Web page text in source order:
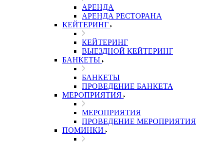
АРЕНДА
АРЕНДА РЕСТОРАНА
КЕЙТЕРИНГ
КЕЙТЕРИНГ
ВЫЕЗДНОЙ КЕЙТЕРИНГ
БАНКЕТЫ
БАНКЕТЫ
ПРОВЕДЕНИЕ БАНКЕТА
МЕРОПРИЯТИЯ
МЕРОПРИЯТИЯ
ПРОВЕДЕНИЕ МЕРОПРИЯТИЯ
ПОМИНКИ